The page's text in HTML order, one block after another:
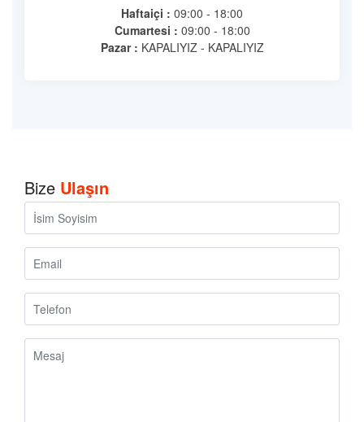
Haftaiçi : 09:00 - 18:00
Cumartesi : 09:00 - 18:00
Pazar : KAPALIYIZ - KAPALIYIZ
Bize Ulaşın